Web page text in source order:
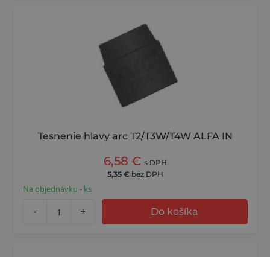
Tesnenie hlavy arc T2/T3W/T4W ALFA IN
6,58 € s DPH
5,35 € bez DPH
Na objednávku - ks
- + Do košíka